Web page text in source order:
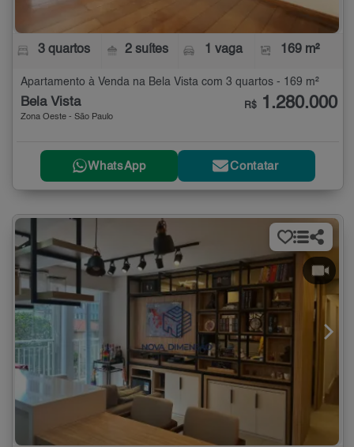
3 quartos 2 suítes 1 vaga 169 m²
Apartamento à Venda na Bela Vista com 3 quartos - 169 m²
Bela Vista
Zona Oeste - São Paulo
R$ 1.280.000
WhatsApp Contatar